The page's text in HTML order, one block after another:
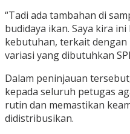
“Tadi ada tambahan di
budidaya ikan. Saya kira
kebutuhan, terkait dengan
variasi yang dibutuhkan
Dalam peninjauan
kepada seluruh petugas
rutin dan memastikan
didistribusikan.